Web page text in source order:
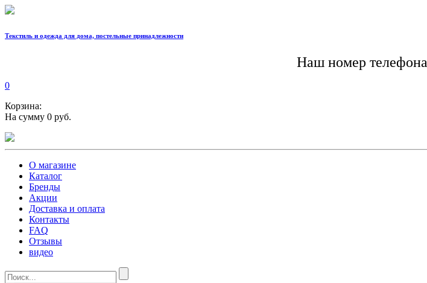
Текстиль и одежда для дома, постельные принадлежности
Наш номер телефона
0
Корзина:
На сумму 0 руб.
О магазине
Каталог
Бренды
Акции
Доставка и оплата
Контакты
FAQ
Отзывы
видео